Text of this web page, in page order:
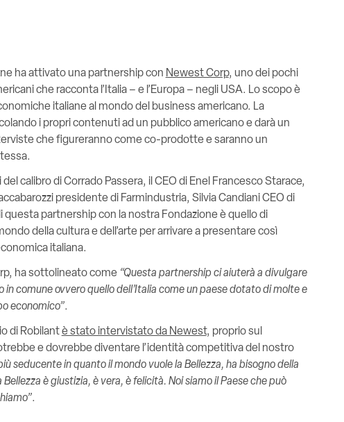
ha attivato una partnership con Newest Corp, uno dei pochi
che racconta l’Italia – e l’Europa – negli USA. Lo scopo è
italiane al mondo del business americano. La
i propri contenuti ad un pubblico americano e darà un
che figureranno come co-prodotte e saranno un
calibro di Corrado Passera, il CEO di Enel Francesco Starace,
presidente di Farmindustria, Silvia Candiani CEO di
questa partnership con la nostra Fondazione è quello di
della cultura e dell’arte per arrivare a presentare così
italiana.
ha sottolineato come “Questa partnership ci aiuterà a divulgare
comune ovvero quello dell’Italia come un paese dotato di molte e
economico”.
di Robilantè stato intervistato da Newest, proprio sul
e dovrebbe diventare l’identità competitiva del nostro
seducente in quanto il mondo vuole la Bellezza, ha bisogno della
è giustizia, è vera, è felicità. Noi siamo il Paese che può
.